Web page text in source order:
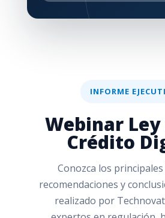
INFORME
Webinar Ley
Crédito
Conozca los
recomendaciones y
realizado por